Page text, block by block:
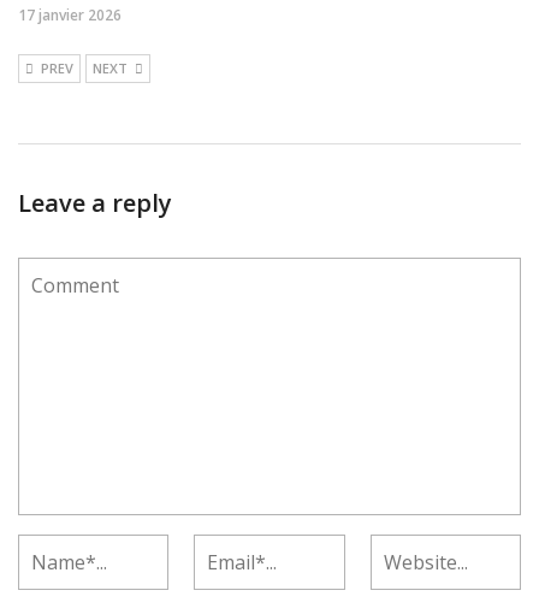
17 janvier 2026
PREV NEXT
Leave a reply